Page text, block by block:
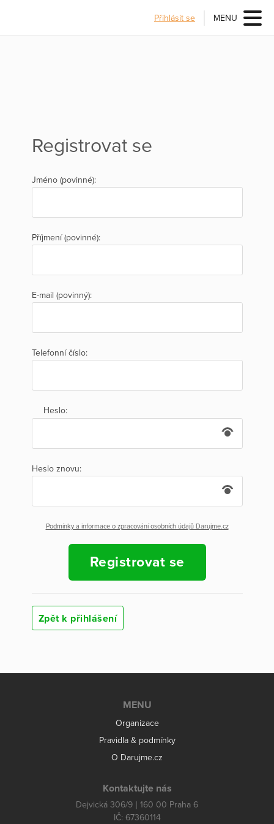
Přihlásit se MENU
Registrovat se
Jméno (povinné):
Příjmení (povinné):
E-mail (povinný):
Telefonní číslo:
Heslo:
Heslo znovu:
Podmínky a informace o zpracování osobních údajů Darujme.cz
Registrovat se
Zpět k přihlášení
MENU
Organizace
Pravidla & podmínky
O Darujme.cz
Kontaktujte nás
Dejvická 306/9 | 160 00 Praha 6
IČ: 67360114